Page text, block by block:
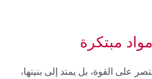
مبتكرة
على القوة، بل يمتد إلى بنيتها،